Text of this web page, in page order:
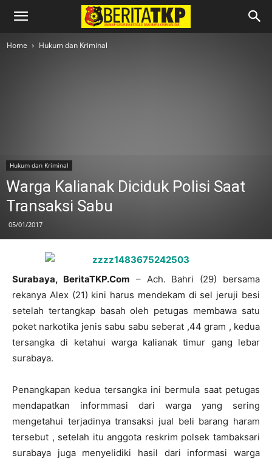
Home Hukum dan Kriminal
Hukum dan Kriminal
Warga Kalianak Diciduk Polisi Saat
Transaksi Sabu
05/01/2017
Surabaya, BeritaTKP.Com – Ach. Bahri (29) bersama
rekanya Alex (21) kini harus mendekam di sel jeruji besi
setelah tertangkap basah oleh petugas membawa satu
poket narkotika jenis sabu sabu seberat ,44 gram , kedua
tersangka di ketahui warga kalianak timur gang lebar
surabaya.
Penangkapan kedua tersangka ini bermula saat petugas
mendapatkan informmasi dari warga yang sering
mengetahui terjadinya transaksi jual beli barang haram
tersebut , setelah itu anggota reskrim polsek tambaksari
surabaya juga menyelidiki hasil dari informasi warga